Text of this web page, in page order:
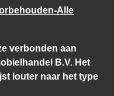
Alle
verbonden aan
B.V. Het
louter naar het type